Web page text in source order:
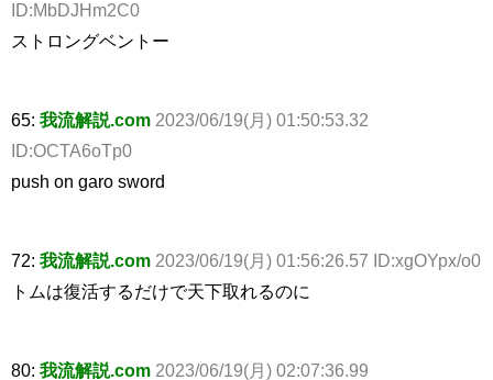
ID:MbDJHm2C0
ストロングベントー
65: 我流解説.com 2023/06/19(月) 01:50:53.32
ID:OCTA6oTp0
push on garo sword
72: 我流解説.com 2023/06/19(月) 01:56:26.57 ID:xgOYpx/o0
トムは復活するだけで天下取れるのに
80: 我流解説.com 2023/06/19(月) 02:07:36.99